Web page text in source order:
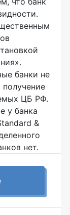
банки не
получение
ЦБ РФ.
у банка
&
нет.